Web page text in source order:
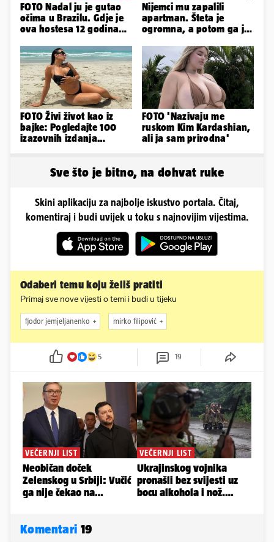
FOTO Nadal ju je gutao
očima u Brazilu. Gdje je
ova hostesa 12 godina
Nijemci mu zapalili
apartman. Šteta je
ogromna, a potom ga je
Bookinga
FOTO Živi život kao iz
bajke: Pogledajte 100
izazovnih izdanja
FOTO 'Nazivaju me
ruskom Kim Kardashian,
ali ja sam prirodna'
Sve što je bitno, na dohvat ruke
Skini aplikaciju za najbolje iskustvo portala. Čitaj,
komentiraj i budi uvijek u toku s najnovijim vijestima.
Odaberi temu koju želiš pratiti
Primaj sve nove vijesti o temi i budi u tijeku
fjodor jemjeljanenko mirko filipović
5 19
Komentari 19